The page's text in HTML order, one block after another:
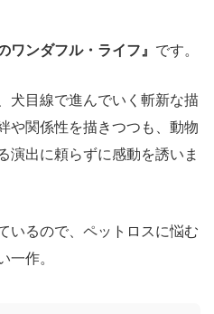
ワンダフル・ライフ』 です。
犬目線で進んでいく斬新な描
や関係性を描きつつも、動物
演出に頼らずに感動を誘いま
いるので、ペットロスに悩む
作。